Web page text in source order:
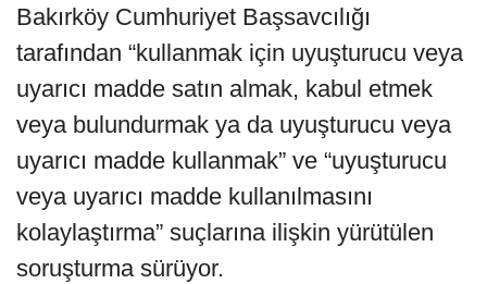
Bakırköy Cumhuriyet Başsavcılığı
tarafından “kullanmak için uyuşturucu veya
uyarıcı madde satın almak, kabul etmek
veya bulundurmak ya da uyuşturucu veya
uyarıcı madde kullanmak” ve “uyuşturucu
veya uyarıcı madde kullanılmasını
kolaylaştırma” suçlarına ilişkin yürütülen
soruşturma sürüyor.